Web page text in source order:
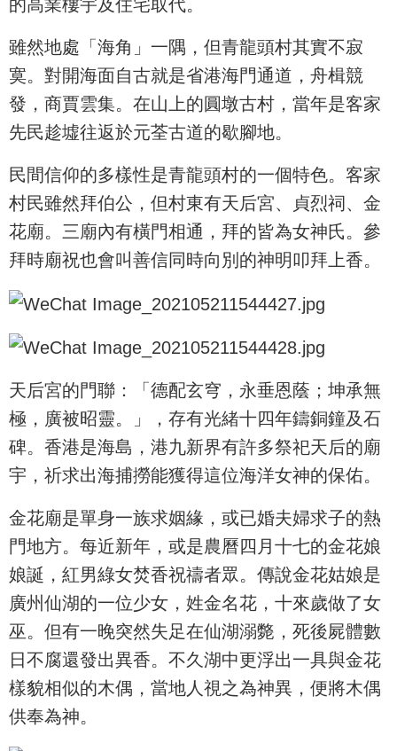
的高業樓宇及住宅取代。
雖然地處「海角」一隅，但青龍頭村其實不寂
寞。對開海面自古就是省港海門通道，舟楫競
發，商賈雲集。在山上的圓墩古村，當年是客家
先民趁墟往返於元荃古道的歇腳地。
民間信仰的多樣性是青龍頭村的一個特色。客家
村民雖然拜伯公，但村東有天后宮、貞烈祠、金
花廟。三廟內有橫門相通，拜的皆為女神氏。參
拜時廟祝也會叫善信同時向別的神明叩拜上香。
天后宮的門聯：「德配玄穹，永垂恩蔭；坤承無
極，廣被昭靈。」，存有光緒十四年鑄銅鐘及石
碑。香港是海島，港九新界有許多祭祀天后的廟
宇，祈求出海捕撈能獲得這位海洋女神的保佑。
金花廟是單身一族求姻緣，或已婚夫婦求子的熱
門地方。每近新年，或是農曆四月十七的金花娘
娘誕，紅男綠女焚香祝禱者眾。傳說金花姑娘是
廣州仙湖的一位少女，姓金名花，十來歲做了女
巫。但有一晚突然失足在仙湖溺斃，死後屍體數
日不腐還發出異香。不久湖中更浮出一具與金花
樣貌相似的木偶，當地人視之為神異，便將木偶
供奉為神。